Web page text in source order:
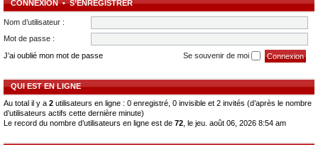
CONNEXION•S’ENREGISTRER
Nom d’utilisateur :
Mot de passe :
J’ai oublié mon mot de passe
Se souvenir de moi
QUI EST EN LIGNE
Au total il y a 2 utilisateurs en ligne : 0 enregistré, 0 invisible et 2 invités (d’après le nombre
d’utilisateurs actifs cette dernière minute)
Le record du nombre d’utilisateurs en ligne est de 72 , le jeu. août 06, 2026 8:54 am